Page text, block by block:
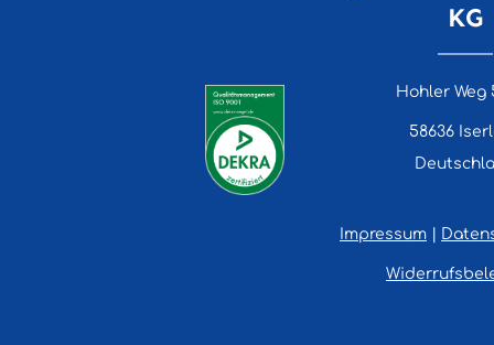
KG
Hohler Weg
58636
Impressum